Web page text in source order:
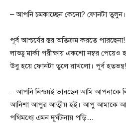
– আপনি চমকাচ্ছেন কেনো? ফোনটা তুলুন।
পূর্ব আশ্চর্যের স্তর অতিক্রম করতে
লাড্ডু মার্কা পরীক্ষায় একশো নম্বর পেয়েও
উবু হয়ে ফোনটা তুলে রাখলো। পূর্ব হতভম্ব!
– আপনি নিশ্চয়ই ভাবছেন আমি আপনাকে
আনিশা আপুর আত্মীয় হই। আপু আমাকে
পথিমধ্যে এমন দূর্ঘটনায় পড়ি…